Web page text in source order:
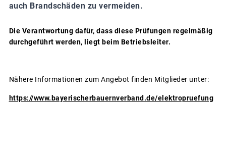
auch Brandschäden zu vermeiden.
Die Verantwortung dafür, dass diese Prüfungen regelmäßig
durchgeführt werden, liegt beim Betriebsleiter.
Nähere Informationen zum Angebot finden Mitglieder unter:
https://www.bayerischerbauernverband.de/elektropruefung